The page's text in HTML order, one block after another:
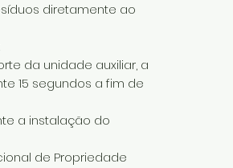
diretamente ao
da unidade auxiliar, a
15 segundos a fim de
a instalação do
de Propriedade